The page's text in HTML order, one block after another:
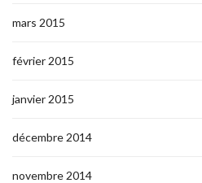
mars 2015
février 2015
janvier 2015
décembre 2014
novembre 2014